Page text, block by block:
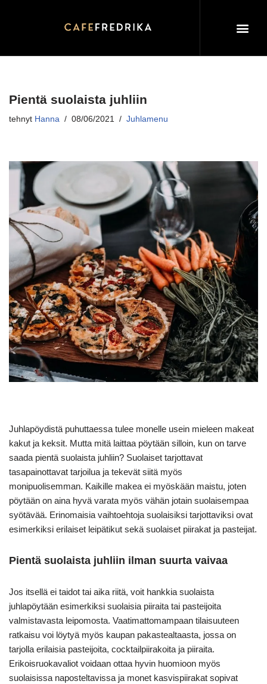
Pientä suolaista juhliin
tehnyt Hanna 08/06/2021 Juhlamenu
Juhlapöydistä puhuttaessa tulee monelle usein mieleen makeat
kakut ja keksit. Mutta mitä laittaa pöytään silloin, kun on tarve
saada pientä suolaista juhliin? Suolaiset tarjottavat
tasapainottavat tarjoilua ja tekevät siitä myös
monipuolisemman. Kaikille makea ei myöskään maistu, joten
pöytään on aina hyvä varata myös vähän jotain suolaisempaa
syötävää. Erinomaisia vaihtoehtoja suolaisiksi tarjottaviksi ovat
esimerkiksi erilaiset leipätikut sekä suolaiset piirakat ja pasteijat.
Pientä suolaista juhliin ilman suurta vaivaa
Jos itsellä ei taidot tai aika riitä, voit hankkia suolaista
juhlapöytään esimerkiksi suolaisia piiraita tai pasteijoita
valmistavasta leipomosta. Vaatimattomampaan tilaisuuteen
ratkaisu voi löytyä myös kaupan pakastealtaasta, jossa on
tarjolla erilaisia pasteijoita, cocktailpiirakoita ja piiraita.
Erikoisruokavaliot voidaan ottaa hyvin huomioon myös
suolaisissa naposteltavissa ja monet kasvispiirakat sopivat